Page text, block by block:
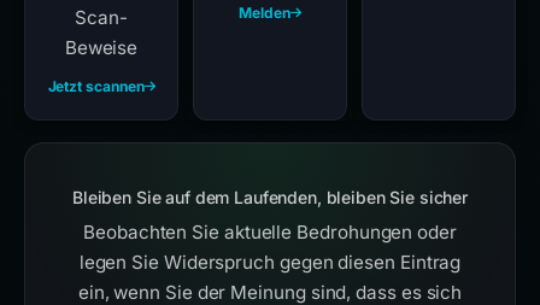
Scan-
Beweise
Jetzt scannen
Melden
Bleiben Sie auf dem Laufenden, bleiben Sie sicher
Beobachten Sie aktuelle Bedrohungen oder
legen Sie Widerspruch gegen diesen Eintrag
ein, wenn Sie der Meinung sind, dass es sich